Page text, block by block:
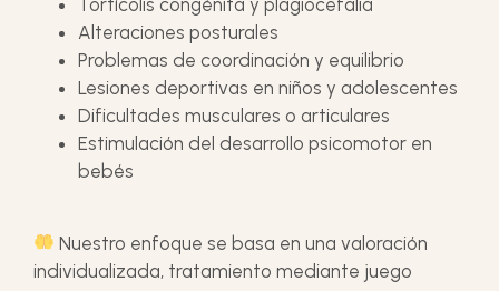
Tortícolis congénita y plagiocefalia
Alteraciones posturales
Problemas de coordinación y equilibrio
Lesiones deportivas en niños y adolescentes
Dificultades musculares o articulares
Estimulación del desarrollo psicomotor en
bebés
Nuestro enfoque se basa en una valoración
individualizada, tratamiento mediante juego